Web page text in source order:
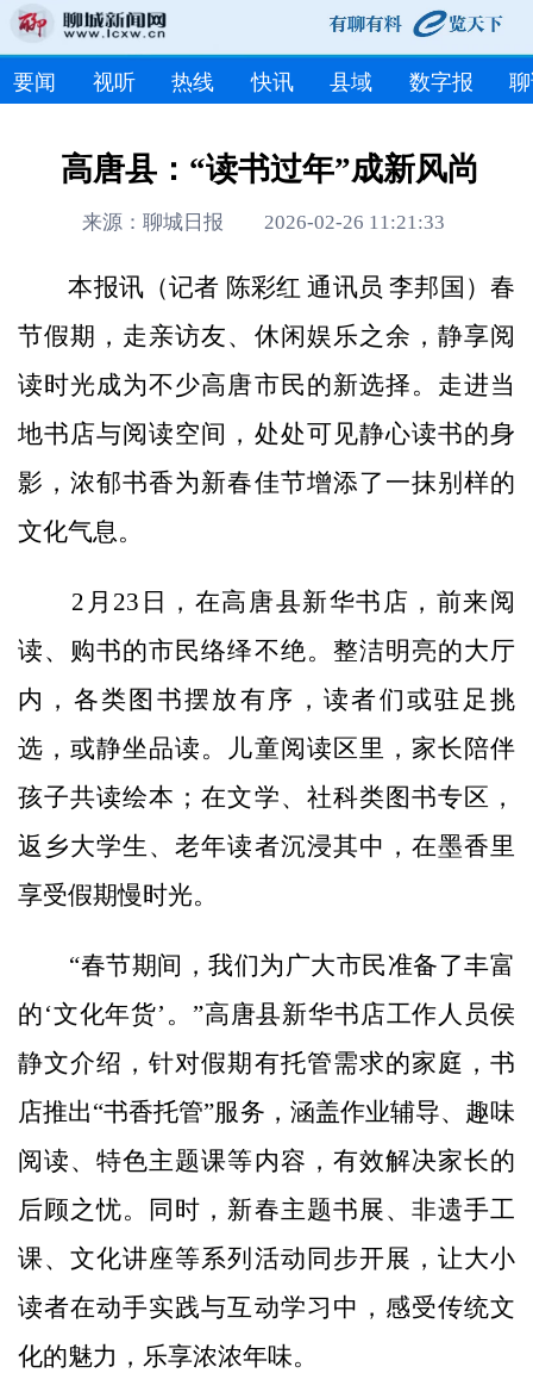
要闻 视听 热线 快讯 县域 数字报
高唐县：“读书过年”成新风尚
来源：聊城日报 2026-02-26 11:21:33
本报讯（记者 陈彩红 通讯员 李邦国）春
节假期，走亲访友、休闲娱乐之余，静享阅
读时光成为不少高唐市民的新选择。走进当
地书店与阅读空间，处处可见静心读书的身
影，浓郁书香为新春佳节增添了一抹别样的
文化气息。
2月23日，在高唐县新华书店，前来阅
读、购书的市民络绎不绝。整洁明亮的大厅
内，各类图书摆放有序，读者们或驻足挑
选，或静坐品读。儿童阅读区里，家长陪伴
孩子共读绘本；在文学、社科类图书专区，
返乡大学生、老年读者沉浸其中，在墨香里
享受假期慢时光。
“春节期间，我们为广大市民准备了丰富
的‘文化年货’。”高唐县新华书店工作人员侯
静文介绍，针对假期有托管需求的家庭，书
店推出“书香托管”服务，涵盖作业辅导、趣味
阅读、特色主题课等内容，有效解决家长的
后顾之忧。同时，新春主题书展、非遗手工
课、文化讲座等系列活动同步开展，让大小
读者在动手实践与互动学习中，感受传统文
化的魅力，乐享浓浓年味。